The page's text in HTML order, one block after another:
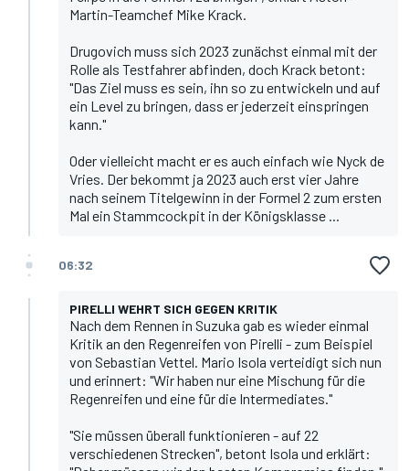
Martin-Teamchef Mike Krack.
Drugovich muss sich 2023 zunächst einmal mit der
Rolle als Testfahrer abfinden, doch Krack betont:
"Das Ziel muss es sein, ihn so zu entwickeln und auf
ein Level zu bringen, dass er jederzeit einspringen
kann."
Oder vielleicht macht er es auch einfach wie Nyck de
Vries. Der bekommt ja 2023 auch erst vier Jahre
nach seinem Titelgewinn in der Formel 2 zum ersten
Mal ein Stammcockpit in der Königsklasse ...
06:32
PIRELLI WEHRT SICH GEGEN KRITIK
Nach dem Rennen in Suzuka gab es wieder einmal
Kritik an den Regenreifen von Pirelli - zum Beispiel
von Sebastian Vettel. Mario Isola verteidigt sich nun
und erinnert: "Wir haben nur eine Mischung für die
Regenreifen und eine für die Intermediates."
"Sie müssen überall funktionieren - auf 22
verschiedenen Strecken", betont Isola und erklärt: